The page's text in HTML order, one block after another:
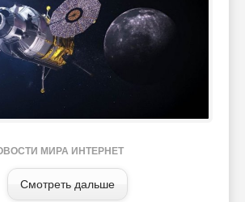
МИРА ИНТЕРНЕТ
Смотреть дальше